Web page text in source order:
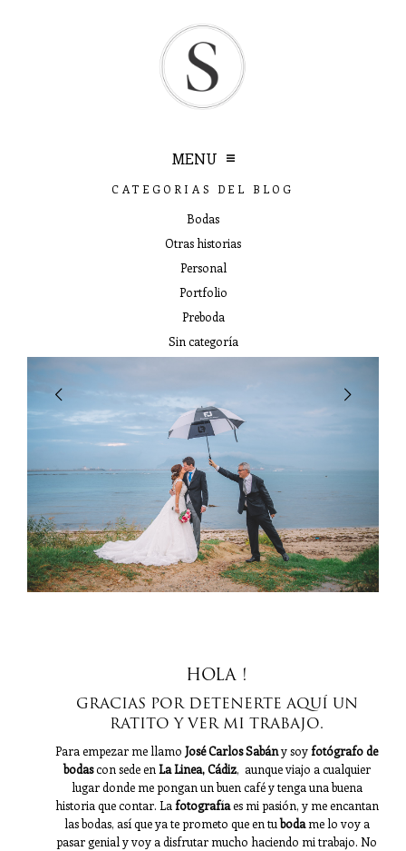
bienvenidos
conóceme más …
precios y faqs
cuéntame
MENU
CATEGORIAS DEL BLOG
Bodas
Otras historias
Personal
Portfolio
Preboda
Sin categoría
HOLA !
GRACIAS POR DETENERTE AQUÍ UN
RATITO Y VER MI TRABAJO.
Para empezar me llamo José Carlos Sabány soyfotógrafo de
bodascon sede en La Linea, Cádiz, aunque viajo a cualquier
lugar donde me pongan un buen café y tenga una buena
historia que contar. La fotografíaes mi pasión, y me encantan
las bodas, así que ya te prometo que en tubodame lo voy a
pasar genial y voy a disfrutar mucho haciendo mi trabajo. No